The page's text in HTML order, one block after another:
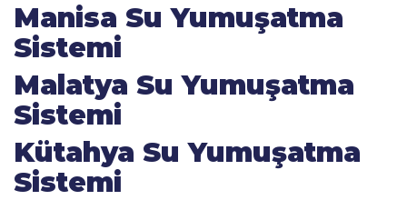
Manisa Su Yumuşatma
Sistemi
Malatya Su Yumuşatma
Sistemi
Kütahya Su Yumuşatma
Sistemi